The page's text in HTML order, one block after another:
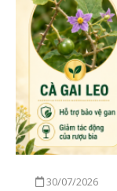
30/07/2026